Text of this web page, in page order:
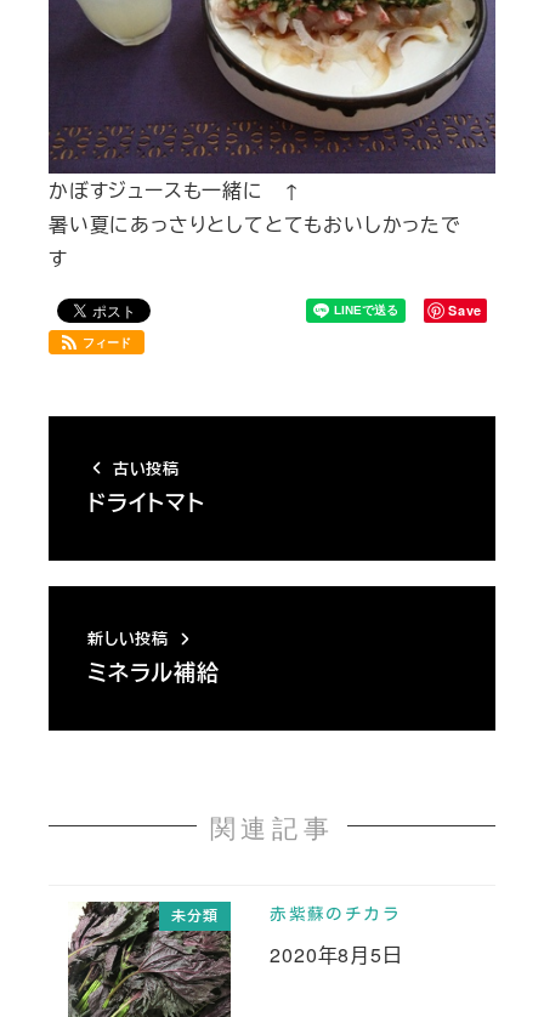
かぼすジュースも一緒に ↑
暑い夏にあっさりとしてとてもおいしかったで
す
Save
フィード
古い投稿
ドライトマト
新しい投稿
ミネラル補給
関連記事
未分類 赤紫蘇のチカラ
投稿日
2020年8月5日